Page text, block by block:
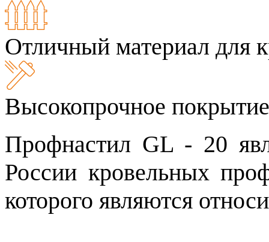
Отличный материал для
Высокопрочное покрытие
Профнастил GL - 20
России кровельных
которого являются